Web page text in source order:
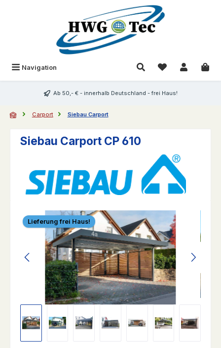
Navigation Du hast 0
Ab 50,- € - innerhalb Deutschland - frei Haus!
Carport Siebau Carport
Siebau Carport CP 610
Bildergalerie überspringen
Lieferung frei Haus!